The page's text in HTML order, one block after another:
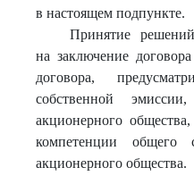
в настоящем подпункте.
Принятие
на заключение
договора,
собственной
акционерного
компетенции общего
акционерного общества.